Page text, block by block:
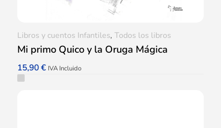
Mi primo Quico y la Oruga Mágica
15,90€ IVA Incluido
Libros y cuentos Infantiles, Todos los libros